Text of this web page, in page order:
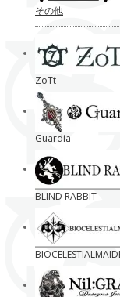
その他
ZoTt
Guardia
BLIND RABBIT